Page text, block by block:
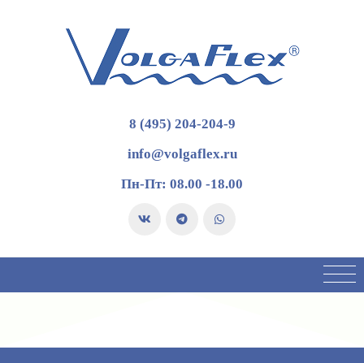
8 (495) 204-204-9
info@volgaflex.ru
Пн-Пт: 08.00 -18.00